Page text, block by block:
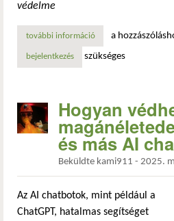
védelme
további információletöltés helyett
a
bejelentkezés szükséges
Hogyan
és más AI
Beküldte kami911 - 2025.
Az AI chatbotok, mint például a
ChatGPT, hatalmas segítséget